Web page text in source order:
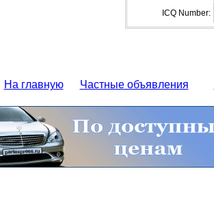
ICQ Number:
На главную Частные объявления